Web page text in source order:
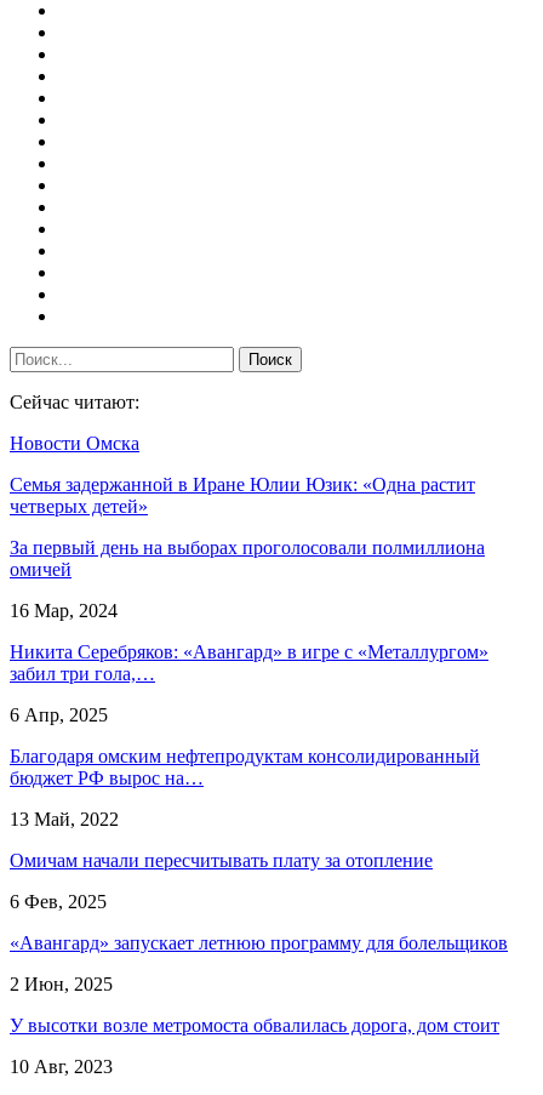
Сейчас читают:
Новости Омска
Семья задержанной в Иране Юлии Юзик: «Одна растит
четверых детей»
За первый день на выборах проголосовали полмиллиона
омичей
16 Мар, 2024
Никита Серебряков: «Авангард» в игре с «Металлургом»
забил три гола,…
6 Апр, 2025
Благодаря омским нефтепродуктам консолидированный
бюджет РФ вырос на…
13 Май, 2022
Омичам начали пересчитывать плату за отопление
6 Фев, 2025
«Авангард» запускает летнюю программу для болельщиков
2 Июн, 2025
У высотки возле метромоста обвалилась дорога, дом стоит
10 Авг, 2023